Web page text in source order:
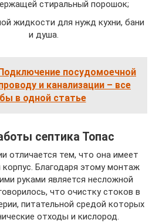
стиральный порошок;
жидкости для нужд кухни, бани
и душа.
посудомоечной
и канализации – все
в одной статье
септика Топас
отличается тем, что она имеет
Благодаря этому монтаж
руками является несложной
что очистку стоков в
питательной средой которых
отходы и кислород.